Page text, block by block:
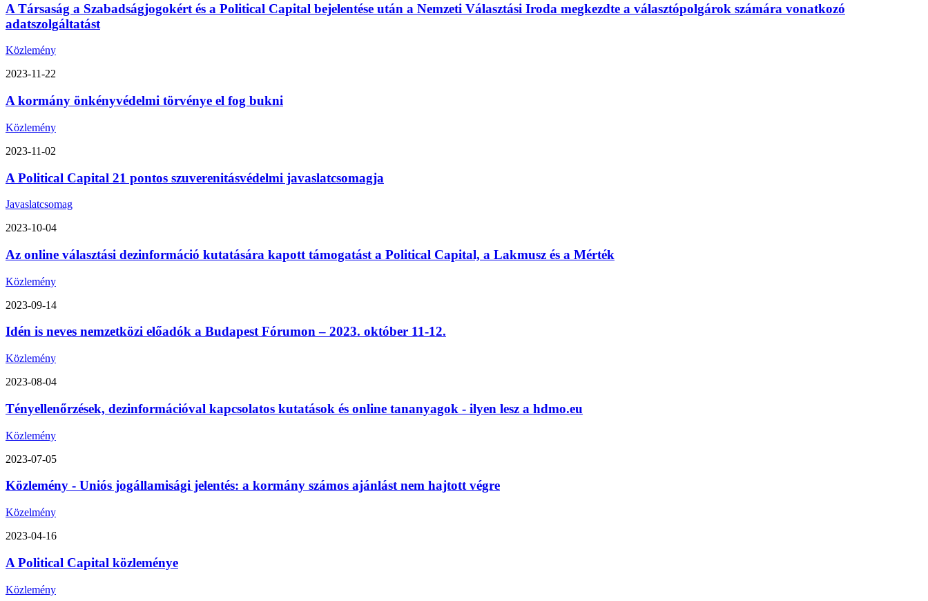
A Társaság a Szabadságjogokért és a Political Capital bejelentése után a Nemzeti Választási Iroda megkezdte a választópolgárok számára vonatkozó
adatszolgáltatást
Közlemény
2023-11-22
A kormány önkényvédelmi törvénye el fog bukni
Közlemény
2023-11-02
A Political Capital 21 pontos szuverenitásvédelmi javaslatcsomagja
Javaslatcsomag
2023-10-04
Az online választási dezinformáció kutatására kapott támogatást a Political Capital, a Lakmusz és a Mérték
Közlemény
2023-09-14
Idén is neves nemzetközi előadók a Budapest Fórumon – 2023. október 11-12.
Közlemény
2023-08-04
Tényellenőrzések, dezinformációval kapcsolatos kutatások és online tananyagok - ilyen lesz a hdmo.eu
Közlemény
2023-07-05
Közlemény - Uniós jogállamisági jelentés: a kormány számos ajánlást nem hajtott végre
Közelmény
2023-04-16
A Political Capital közleménye
Közlemény